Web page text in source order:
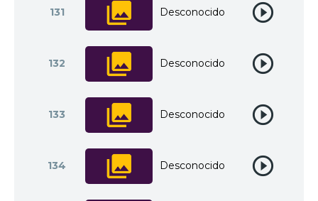
131 Desconocido
132 Desconocido
133 Desconocido
134 Desconocido